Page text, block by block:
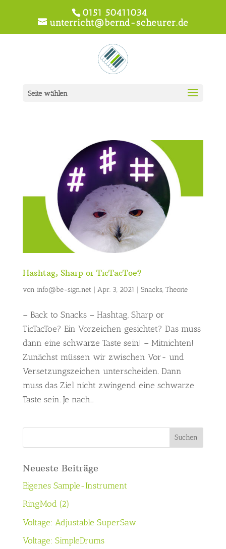
0151 50411034
unterricht@bernd-scheurer.de
Seite wählen
Hashtag, Sharp or TicTacToe?
von info@be-sign.net| Apr. 3, 2021 | Snacks, Theorie
– Back to Snacks – Hashtag, Sharp or
TicTacToe? Ein Vorzeichen gesichtet? Das muss
dann eine schwarze Taste sein! – Mitnichten!
Zunächst müssen wir zwischen Vor- und
Versetzungszeichen unterscheiden. Dann
muss das Ziel nicht zwingend eine schwarze
Taste sein. Je nach...
Neueste Beiträge
Eigenes Sample-Instrument
RingMod (2)
Voltage: Adjustable SuperSaw
Voltage: SimpleDrums